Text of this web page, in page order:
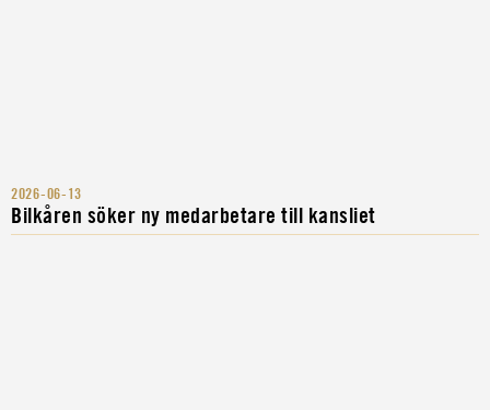
2026-06-13
Bilkåren söker ny medarbetare till kansliet